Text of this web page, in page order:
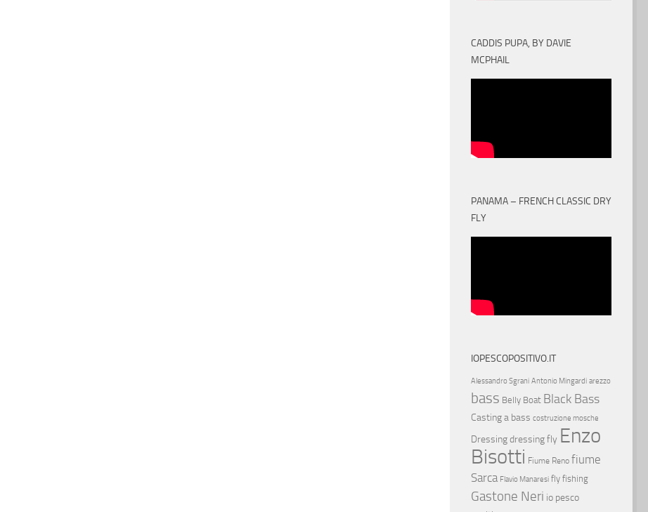
CADDIS PUPA, BY DAVIE
MCPHAIL
PANAMA – FRENCH CLASSIC DRY
FLY
IOPESCOPOSITIVO.IT
Alessandro Sgrani Antonio Mingardi arezzo
bass Belly Boat Black Bass
Casting a bass costruzione mosche
Dressingdressing fly Enzo
Bisotti Fiume Reno fiume
Sarca Flavio Manaresi fly fishing
Gastone Neri io pesco